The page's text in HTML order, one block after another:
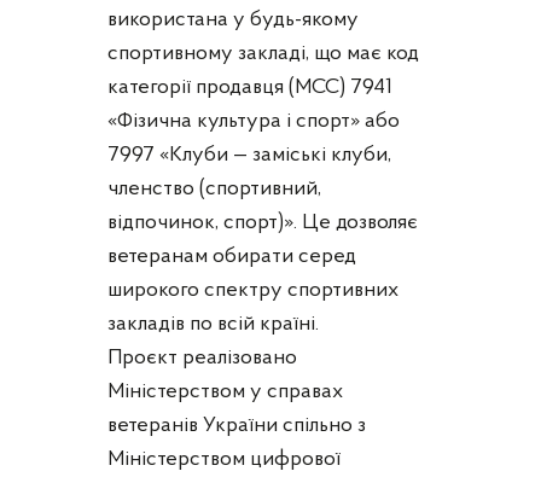
використана у будь-якому
спортивному закладі, що має код
категорії продавця (МСС) 7941
«Фізична культура і спорт» або
7997 «Клуби — заміські клуби,
членство (спортивний,
відпочинок, спорт)». Це дозволяє
ветеранам обирати серед
широкого спектру спортивних
закладів по всій країні.
Проєкт реалізовано
Міністерством у справах
ветеранів України спільно з
Міністерством цифрової